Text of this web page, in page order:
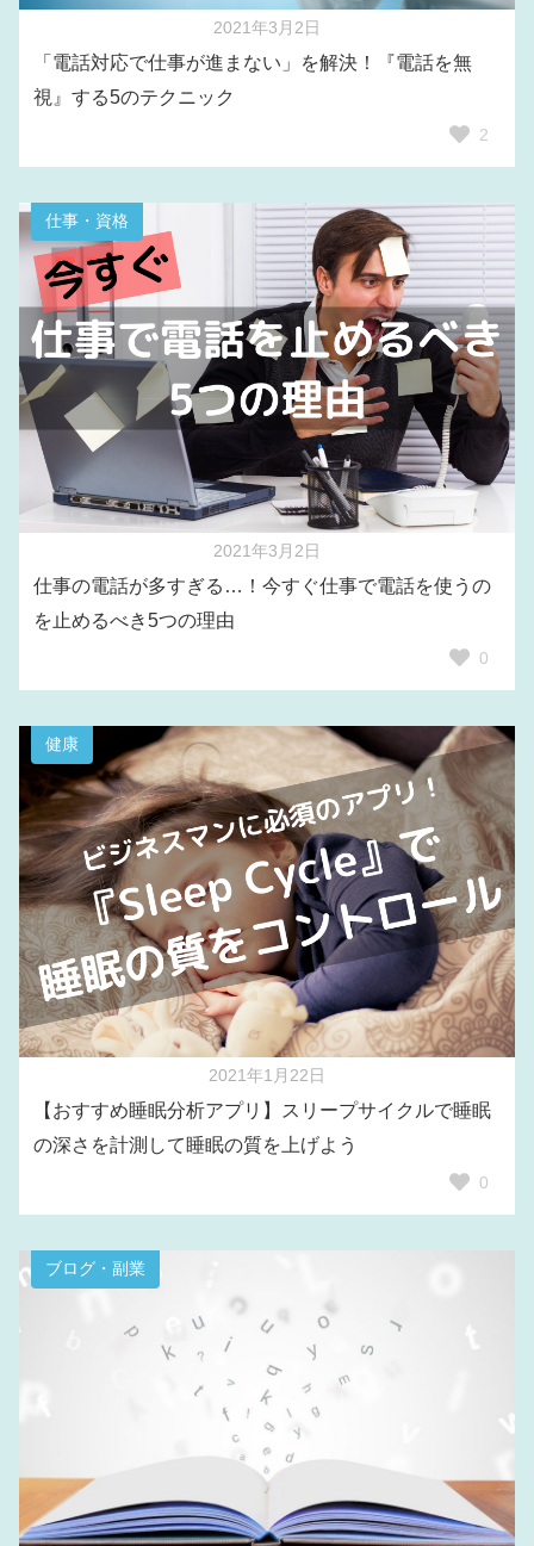
2021年3月2日
「電話対応で仕事が進まない」を解決！『電話を無
視』する5のテクニック
2
仕事・資格
2021年3月2日
仕事の電話が多すぎる…！今すぐ仕事で電話を使うの
を止めるべき5つの理由
0
健康
2021年1月22日
【おすすめ睡眠分析アプリ】スリープサイクルで睡眠
の深さを計測して睡眠の質を上げよう
0
ブログ・副業